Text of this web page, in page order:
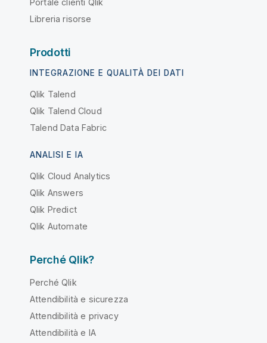
Portale clienti Qlik
Libreria risorse
Prodotti
INTEGRAZIONE E QUALITÀ DEI DATI
Qlik Talend
Qlik Talend Cloud
Talend Data Fabric
ANALISI E IA
Qlik Cloud Analytics
Qlik Answers
Qlik Predict
Qlik Automate
Perché Qlik?
Perché Qlik
Attendibilità e sicurezza
Attendibilità e privacy
Attendibilità e IA